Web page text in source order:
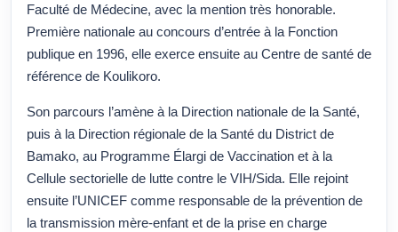
Faculté de Médecine, avec la mention très honorable.
Première nationale au concours d’entrée à la Fonction
publique en 1996, elle exerce ensuite au Centre de santé de
référence de Koulikoro.
Son parcours l’amène à la Direction nationale de la Santé,
puis à la Direction régionale de la Santé du District de
Bamako, au Programme Élargi de Vaccination et à la
Cellule sectorielle de lutte contre le VIH/Sida. Elle rejoint
ensuite l’UNICEF comme responsable de la prévention de
la transmission mère-enfant et de la prise en charge